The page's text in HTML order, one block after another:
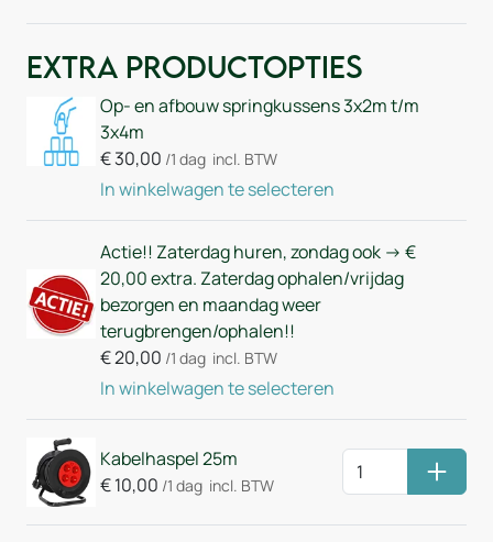
Extra Productopties
Op- en afbouw springkussens 3x2m t/m
3x4m
€30,00 /1 dag incl. BTW
In winkelwagen te selecteren
Actie!! Zaterdag huren, zondag ook -> €
20,00 extra. Zaterdag ophalen/vrijdag
bezorgen en maandag weer
terugbrengen/ophalen!!
€20,00 /1 dag incl. BTW
In winkelwagen te selecteren
Kabelhaspel 25m
€10,00 /1 dag incl. BTW